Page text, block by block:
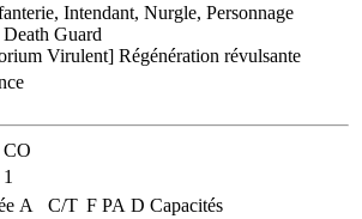
Intendant, Nurgle, Personnage
Death Guard
Virulent] Régénération révulsante
CO
1
A C/T F PA D Capacités